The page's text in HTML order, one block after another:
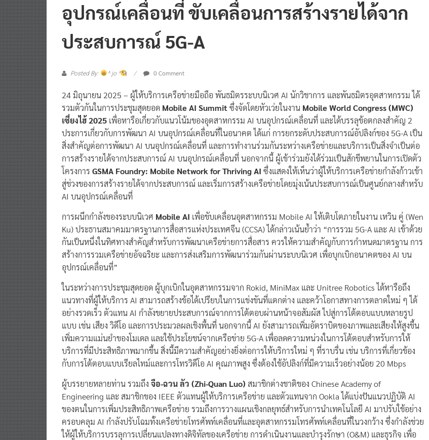
อุปกรณ์เคลื่อนที่ ขับเคลื่อนการสร้างรายได้จาก
ประสบการณ์ 5G-A
Posted By: ^ jo ^ 0 Comment
24 มิถุนายน 2025 – ผู้ให้บริการเครือข่ายมือถือ พันธมิตรระบบนิเวศ AI นักวิชาการ และพันธมิตรอุตสาหกรรม ได้
รวมตัวกันในการประชุมสุดยอด Mobile AI Summitซึ่งจัดโดยหัวเว่ยในงาน Mobile World Congress (MWC)
เซี่ยงไฮ้ 2025 เพื่อหารือเกี่ยวกับแนวโน้มของอุตสาหกรรม AI บนอุปกรณ์เคลื่อนที่ และได้บรรลุข้อตกลงสำคัญ 2
ประการเกี่ยวกับการพัฒนา AI บนอุปกรณ์เคลื่อนที่ในอนาคต ได้แก่ การยกระดับประสบการณ์อัปลิงก์ของ 5G-A เป็น
สิ่งสำคัญต่อการพัฒนา AI บนอุปกรณ์เคลื่อนที่ และการทำงานร่วมกันระหว่างเครือข่ายและบริการเป็นสิ่งจำเป็นต่อ
การสร้างรายได้จากประสบการณ์ AI บนอุปกรณ์เคลื่อนที่ นอกจากนี้ ผู้เข้าร่วมยังได้ร่วมเป็นสักขีพยานในการเปิดตัว
โครงการ GSMA Foundry: Mobile Network for Thriving AI ซึ่งแสดงให้เห็นว่าผู้ให้บริการเครือข่ายกำลังก้าวเข้า
สู่ช่วงของการสร้างรายได้จากประสบการณ์ และเริ่มการสร้างเครือข่ายโดยมุ่งเน้นประสบการณ์เป็นศูนย์กลางสำหรับ
AI บนอุปกรณ์เคลื่อนที่
การผนึกกำลังของระบบนิเวศ Mobile AI เพื่อขับเคลื่อนอุตสาหกรรม Mobile AI ให้เติบโตภายในงาน เหวิน คู่ (Wen
Ku) ประธานสมาคมมาตรฐานการสื่อสารแห่งประเทศจีน (CCSA) ได้กล่าวเน้นย้ำว่า “การรวม 5G-A และ AI เข้าด้วย
กันเป็นหนึ่งในทิศทางสำคัญสำหรับการพัฒนาเครือข่ายการสื่อสาร ควรให้ความสำคัญกับการกำหนดมาตรฐาน การ
สร้างการรวมเครือข่ายอัจฉริยะ และการส่งเสริมการพัฒนาร่วมกันผ่านระบบนิเวศ เพื่อบุกเบิกอนาคตของ AI บน
อุปกรณ์เคลื่อนที่”
ในระหว่างการประชุมสุดยอด ผู้บุกเบิกในอุตสาหกรรมจาก Rokid, MiniMax และ Unitree Robotics ได้หารือถึง
แนวทางที่ผู้ให้บริการ AI สามารถสร้างข้อได้เปรียบในการแข่งขันที่แตกต่าง และคว้าโอกาสทางการตลาดใหม่ ๆ ได้
อย่างรวดเร็ว ตัวแทน AI กำลังขยายประสบการณ์จากการโต้ตอบผ่านหน้าจอสัมผัส ไปสู่การโต้ตอบแบบหลายรูป
แบบ เช่น เสียง วิดีโอ และการประมวลผลเชิงพื้นที่ นอกจากนี้ AI ยังสามารถเพิ่มอัตราบิตของภาพและเสียงให้สูงขึ้น
เพิ่มความแม่นยำของโมเดล และใช้ประโยชน์จากเครือข่าย 5G-A เพื่อลดความหน่วงในการโต้ตอบสำหรับการให้
บริการที่มีประสิทธิภาพมากขึ้น สิ่งนี้มีความสำคัญอย่างยิ่งต่อการให้บริการใหม่ ๆ ที่ราบรื่น เช่น บริการที่เกี่ยวข้อง
กับการโต้ตอบแบบเรียลไทม์และการโทรวิดีโอ AI คุณภาพสูง ซึ่งต้องใช้อัปลิงก์ที่มีความเร็วอย่างน้อย 20 Mbps
ผู้บรรยายหลายท่าน รวมถึง จือ-ฉวน ลัว (Zhi-Quan Luo) สมาชิกต่างชาติของ Chinese Academy of
Engineering และ สมาชิกของ IEEE ตัวแทนผู้ให้บริการเครือข่าย และตัวแทนจาก Ookla ได้แบ่งปันแนวปฏิบัติ AI
ของตนในการเพิ่มประสิทธิภาพเครือข่าย รวมถึงการวางแผนเชิงกลยุทธ์สำหรับการนำเทคโนโลยี AI มาปรับใช้อย่าง
ครอบคลุม AI กำลังปรับโฉมทั้งเครือข่ายโทรศัพท์เคลื่อนที่และอุตสาหกรรมโทรศัพท์เคลื่อนที่ในวงกว้าง ซึ่งกำลังช่วย
ให้ผู้ให้บริการบรรลุการเปลี่ยนแปลงทางดิจิทัลของเครือข่าย การดำเนินงานและบำรุงรักษา (O&M) และธุรกิจ เพื่อ